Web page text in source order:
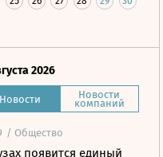
2026
Новости Новости
компаний
/ Общество
появится единый